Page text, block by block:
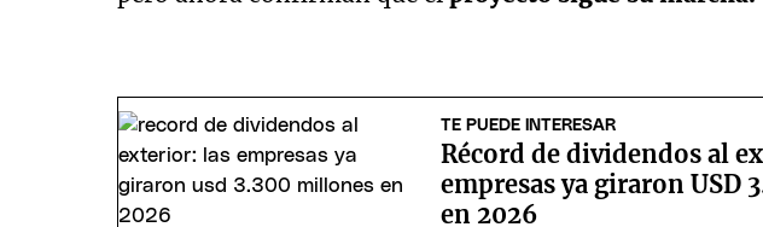
TE PUEDE INTERESAR
Récord de dividendos al
empresas ya giraron USD
en 2026